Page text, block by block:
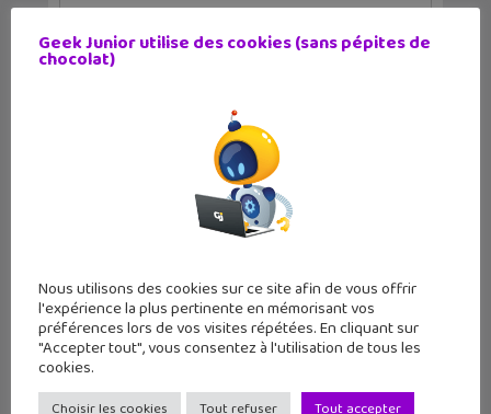
Articles similaires
Geek Junior utilise des cookies (sans pépites de
chocolat)
Nous utilisons des cookies sur ce site afin de vous offrir
l'expérience la plus pertinente en mémorisant vos
préférences lors de vos visites répétées. En cliquant sur
"Accepter tout", vous consentez à l'utilisation de tous les
cookies.
Choisir les cookies Tout refuser Tout accepter